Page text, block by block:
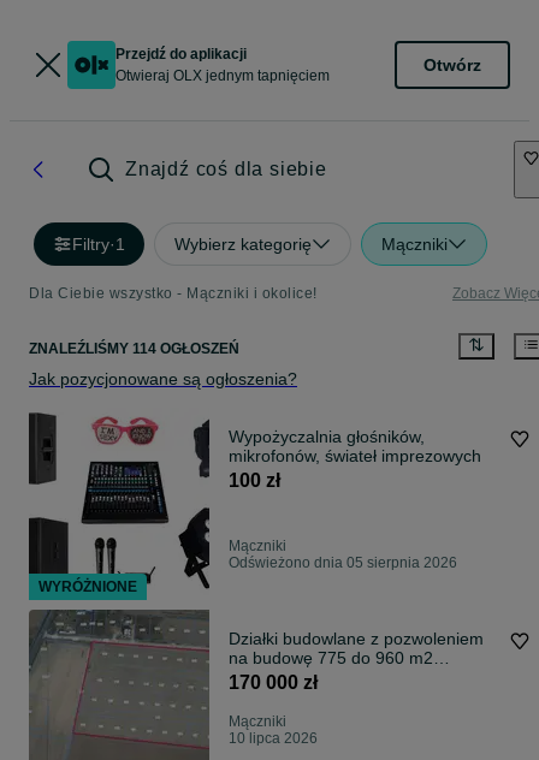
Przejdź do aplikacji
Otwieraj OLX jednym tapnięciem
Otwórz
Znajdź coś dla siebie
Filtry·1 Wybierz kategorię Mączniki
Dla Ciebie wszystko - Mączniki i okolice! Zobacz
ZNALEŹLIŚMY 114 OGŁOSZEŃ
Jak pozycjonowane są ogłoszenia?
Wypożyczalnia głośników,
mikrofonów, świateł imprezowych
100 zł
Mączniki
Odświeżono dnia 05 sierpnia 2026
Działki budowlane z pozwoleniem
na budowę 775 do 960 m2
Mączniki Środa
170 000 zł
Mączniki
10 lipca 2026
WYRÓŻNIONE